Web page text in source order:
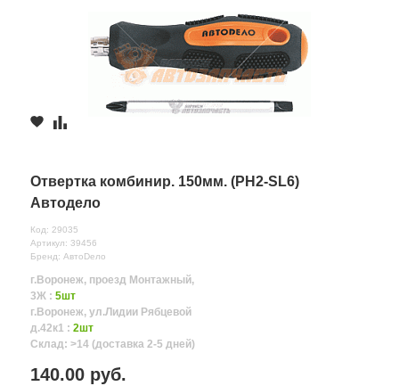
Отвертка комбинир. 150мм. (PH2-SL6)
Автодело
Код: 29035
Артикул: 39456
Бренд: АвтоDело
г.Воронеж, проезд Монтажный,
3Ж : 5шт
г.Воронеж, ул.Лидии Рябцевой
д.42к1 : 2шт
Склад: >14 (доставка 2-5 дней)
140.00 руб.